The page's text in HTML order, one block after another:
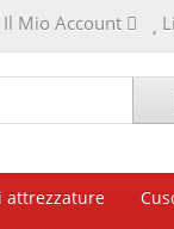
Il Mio Account
attrezzature